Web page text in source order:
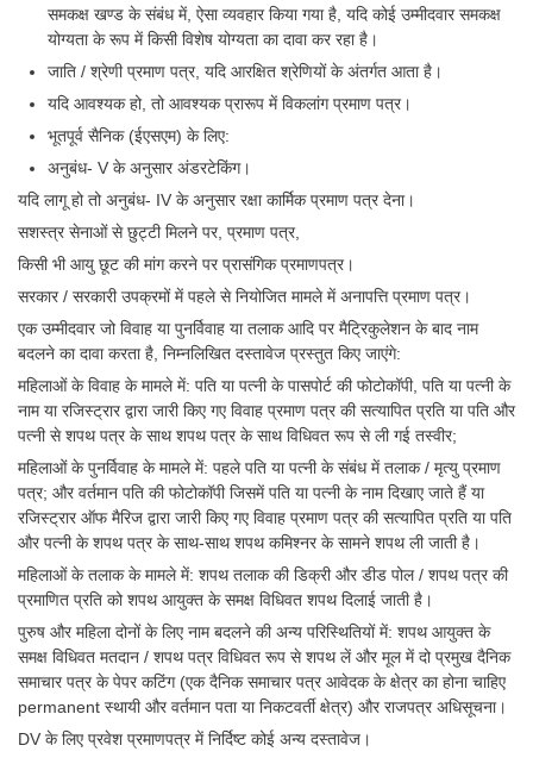
SSC CGL Results
CHSL Question Papers
CHSL Syllabus
CHSL Exam Resources
CHSL Sample Paper
CHSL Study Notes
EXAMS
Stenographers Grade 'C&D'
SSC Constable (GD)
SSC Junior Engineers (J.E.)
Junior Hindi Translators (JHT)
Delhi Police Constables
FCI Exam
CAPF / Delhi Police - SI (CPO)
SSC Exam Vacancies
समकक्ष खण्ड के संबंध में, ऐसा व्यवहार किया गया है, यदि कोई उम्मीदवार समकक्ष
योग्यता के रूप में किसी विशेष योग्यता का दावा कर रहा है।
जाति / श्रेणी प्रमाण पत्र, यदि आरक्षित श्रेणियों के अंतर्गत आता है।
यदि आवश्यक हो, तो आवश्यक प्रारूप में विकलांग प्रमाण पत्र।
भूतपूर्व सैनिक (ईएसएम) के लिए:
अनुबंध- V के अनुसार अंडरटेकिंग।
यदि लागू हो तो अनुबंध- IV के अनुसार रक्षा कार्मिक प्रमाण पत्र देना।
सशस्त्र सेनाओं से छुट्टी मिलने पर, प्रमाण पत्र,
किसी भी आयु छूट की मांग करने पर प्रासंगिक प्रमाणपत्र।
सरकार / सरकारी उपक्रमों में पहले से नियोजित मामले में अनापत्ति प्रमाण पत्र।
एक उम्मीदवार जो विवाह या पुनर्विवाह या तलाक आदि पर मैट्रिकुलेशन के बाद नाम
बदलने का दावा करता है, निम्नलिखित दस्तावेज प्रस्तुत किए जाएंगे:
महिलाओं के विवाह के मामले में: पति या पत्नी के पासपोर्ट की फोटोकॉपी, पति या पत्नी के
नाम या रजिस्ट्रार द्वारा जारी किए गए विवाह प्रमाण पत्र की सत्यापित प्रति या पति और
पत्नी से शपथ पत्र के साथ शपथ पत्र के साथ विधिवत रूप से ली गई तस्वीर;
महिलाओं के पुनर्विवाह के मामले में: पहले पति या पत्नी के संबंध में तलाक / मृत्यु प्रमाण
पत्र; और वर्तमान पति की फोटोकॉपी जिसमें पति या पत्नी के नाम दिखाए जाते हैं या
रजिस्ट्रार ऑफ मैरिज द्वारा जारी किए गए विवाह प्रमाण पत्र की सत्यापित प्रति या पति
और पत्नी के शपथ पत्र के साथ-साथ शपथ कमिश्नर के सामने शपथ ली जाती है।
महिलाओं के तलाक के मामले में: शपथ तलाक की डिक्री और डीड पोल / शपथ पत्र की
प्रमाणित प्रति को शपथ आयुक्त के समक्ष विधिवत शपथ दिलाई जाती है।
पुरुष और महिला दोनों के लिए नाम बदलने की अन्य परिस्थितियों में: शपथ आयुक्त के
समक्ष विधिवत मतदान / शपथ पत्र विधिवत रूप से शपथ लें और मूल में दो प्रमुख दैनिक
समाचार पत्र के पेपर कटिंग (एक दैनिक समाचार पत्र आवेदक के क्षेत्र का होना चाहिए
permanent स्थायी और वर्तमान पता या निकटवर्ती क्षेत्र) और राजपत्र अधिसूचना।
DV के लिए प्रवेश प्रमाणपत्र में निर्दिष्ट कोई अन्य दस्तावेज।